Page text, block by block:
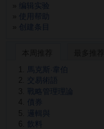
编辑实验
使用帮助
创建条目
馬克斯·韋伯
交易術語
戰略管理理論
債券
邏輯與
飲料